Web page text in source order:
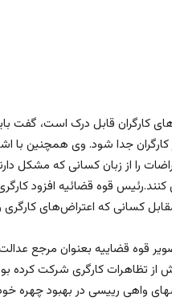
کارگران قابل درک است، گفت
جدا شود. وی همچنین با
را از زبان کسانی که مشکل
قوه قضائیه افزود
کسانی که اعتراض‌های کارگری
قوه قضاییه بعنوان مرجع
از تظاهرات کارگری شرکت کرده
واهی رییسی در بهبود چهره